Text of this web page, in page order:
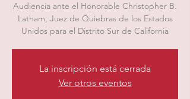
Audiencia ante el Honorable Christopher B.
Latham, Juez de Quiebras de los Estados
Unidos para el Distrito Sur de California
La inscripción está cerrada
Ver otros eventos